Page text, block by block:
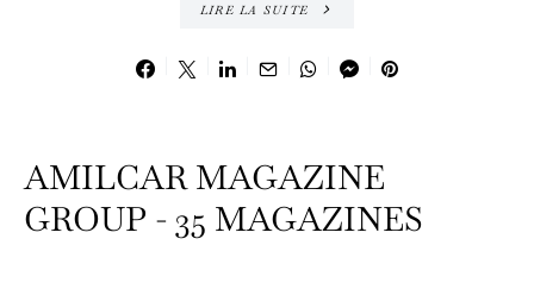
LIRE LA SUITE
AMILCAR MAGAZINE
GROUP - 35 MAGAZINES